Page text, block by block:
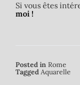
Si vous êtes
moi !
Posted in Rome
Tagged Aquarelle